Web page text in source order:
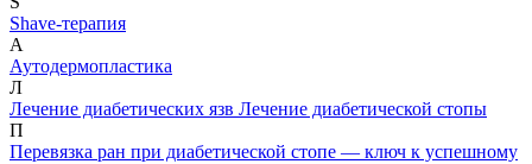
Shave-терапия
А
Аутодермопластика
Л
Лечение диабетических язв Лечение диабетической стопы
П
Перевязка ран при диабетической стопе — ключ к успешному